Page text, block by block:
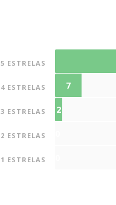
5 ESTRELAS
4 ESTRELAS 7
3 ESTRELAS 2
2 ESTRELAS
1 ESTRELAS